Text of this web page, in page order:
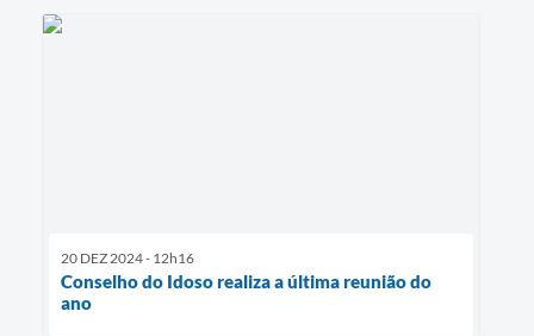
20 DEZ 2024 - 12h16
Conselho do Idoso realiza a última reunião do
ano